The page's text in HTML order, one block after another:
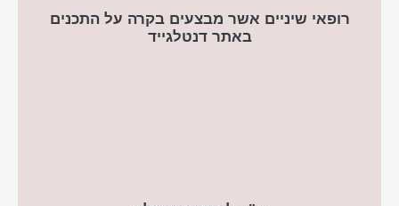
רופאי שיניים אשר מבצעים בקרה על התכנים
באתר דנטלגייד